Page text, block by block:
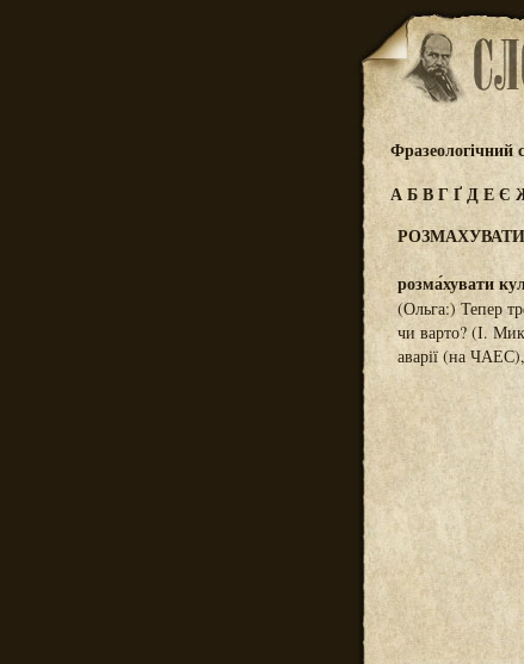
Фразеологічний
АБВГҐДЕЄ
РОЗМАХУВАТИ
розма́хувати
(Ольга:) Тепер
чи варто? (І.
аварії (на